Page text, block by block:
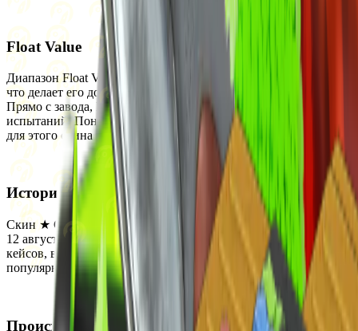
Float Value
Диапазон Float Value для этого скина составляет от 0.06 до 0.8,
что делает его доступным в следующих состояниях износа:
Прямо с завода, Немного поношенное, После полевых
испытаний, Поношенное, Закалённое в боях. StatTrak версия
для этого скина отсутствует.
История
Скин ★ Gut Knife | Boreal Forest был впервые добавлен в CS2
12 августа 2013 года. Он выпущен как часть множества
кейсов, включая Operation Vanguard Weapon Case и другие
популярные кейсы того периода.
Происхождение